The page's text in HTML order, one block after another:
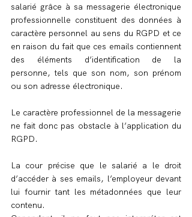
salarié grâce à sa messagerie électronique
professionnelle constituent des données à
caractère personnel au sens du RGPD et ce
en raison du fait que ces emails contiennent
des éléments d’identification de la
personne, tels que son nom, son prénom
ou son adresse électronique.
Le caractère professionnel de la messagerie
ne fait donc pas obstacle à l’application du
RGPD.
La cour précise que le salarié a le droit
d’accéder à ses emails, l’employeur devant
lui fournir tant les métadonnées que leur
contenu.